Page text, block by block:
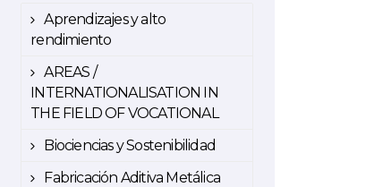
Aprendizajes y alto
rendimiento
AREAS /
INTERNATIONALISATION IN
THE FIELD OF VOCATIONAL
Biociencias y Sostenibilidad
Fabricación Aditiva Metálica